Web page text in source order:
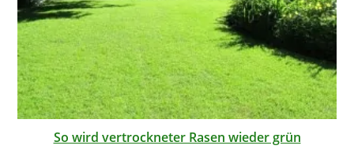
So wird vertrockneter Rasen wieder grün